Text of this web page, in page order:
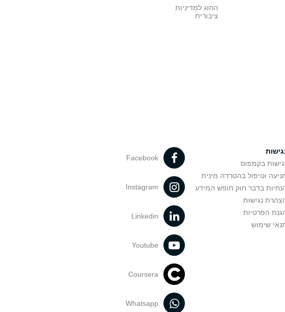
החוג למדיניות
ציבורית
בקמפוס
וטיפול בהטרדה מינית
בדבר חוק חופש המידע
נגישות
הפרטיות
שימוש
Facebook
Instagram
Linkedin
Youtube
Coursera
Whatsapp